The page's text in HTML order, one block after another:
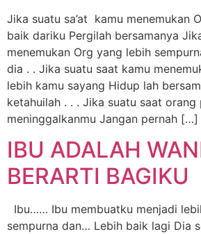
Jika suatu sa’at kamu menemukan
baik dariku Pergilah bersamanya
menemukan Org yang lebih
dia . . Jika suatu saat kamu
lebih kamu sayang Hidup lah
ketahuilah . . . Jika suatu saat orang
meninggalkanmu Jangan pernah […]
IBU ADALAH
BERARTI BAGIKU
Ibu…… Ibu membuatku menjadi
sempurna dan… Lebih baik lagi Dia